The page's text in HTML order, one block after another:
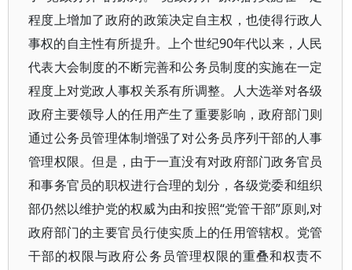
程度上增加了政府的政策决定自主权，也使得行政人
事权的自主性有所提升。上个世纪90年代以来，人民
代表大会制度的不断完善和公务员制度的实施在一定
程度上对党政人事权关系有所调整。人大选举对各级
政府主要领导人的任用产生了重要影响，政府部门则
通过公务员管理体制增强了对公务员序列干部的人事
管理权限。但是，由于一直没有对政府部门政务官员
和事务官员的职权进行合理的划分，各级党委和组织
部仍然以维护党的权威为由和按照“党管干部”原则,对
政府部门的主要官员行使实质上的任用管辖权。党管
干部的权限与政府公务员管理权限的重叠和权责不